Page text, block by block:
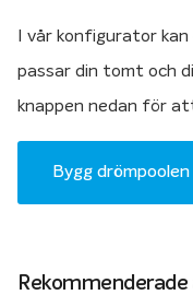
I vår konfigurator
passar din tomt och
knappen nedan för
Bygg drömpoolen
Rekommenderade